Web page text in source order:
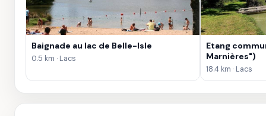
Baignade au lac de Belle-Isle
0.5 km · Lacs
Etang
Marnières")
18.4 km · Lacs